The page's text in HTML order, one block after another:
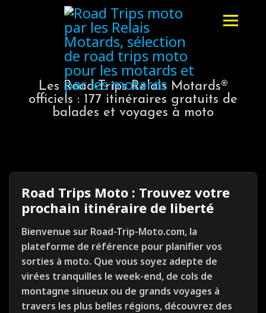
Les Road-Trips Relais Motards®
officiels : 177 itinéraires gratuits de
balades et voyages à moto
Road Trips Moto : Trouvez votre
prochain itinéraire de liberté
Bienvenue sur Road-Trip-Moto.com, la
plateforme de référence pour planifier vos
sorties à moto. Que vous soyez adepte de
virées tranquilles le week-end, de cols de
montagne sinueux ou de grands voyages à
travers les plus belles régions, découvrez des